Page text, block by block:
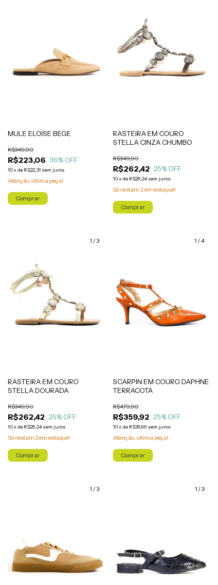
MULE ELOISE BEGE
R$223,06
R$349,90
36% OFF
10x de R$22,31 sem juros
Atenção, última peça!
Comprar
RASTEIRA EM COURO
STELLA CINZA CHUMBO
R$262,42
R$349,90
25% OFF
10x de R$26,24 sem juros
Só restam 2 em estoque!
Comprar
1 /3
RASTEIRA EM COURO
STELLA DOURADA
R$262,42
R$349,90
25% OFF
10x de R$26,24 sem juros
Só restam 3em estoque!
Comprar
1 /4
SCARPIN EM COURO DAPHNE
TERRACOTA
R$359,92
R$479,90
25% OFF
10x de R$35,99 sem juros
Atenção, última peça!
Comprar
1 /3 1 /3